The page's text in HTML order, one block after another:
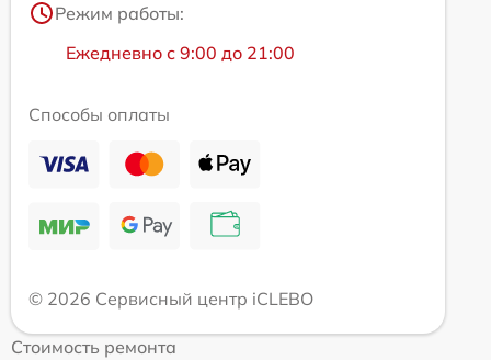
Режим работы:
Ежедневно с 9:00 до 21:00
Способы оплаты
© 2026 Сервисный центр iCLEBO
Стоимость ремонта